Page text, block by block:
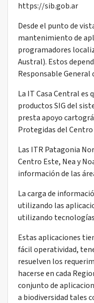
https://sib.gob.ar
Desde el punto de
mantenimiento de
programadores
Austral). Estos
Responsable General
La IT Casa Central es
productos SIG del
presta apoyo
Protegidas del Centro
Las ITR Patagonia
Centro Este, Nea y
información de las
La carga de
utilizando las
utilizando
Estas aplicaciones
fácil operatividad,
resuelven los
hacerse en cada
conjunto de
a biodiversidad tales